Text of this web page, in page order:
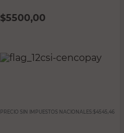
$5500,00
PRECIO SIN IMPUESTOS NACIONALES: $4545,46